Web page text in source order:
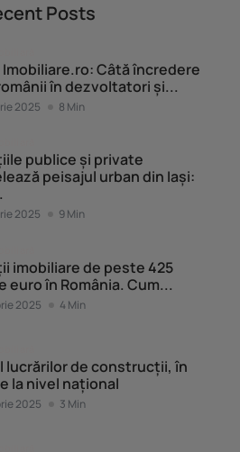
Posts
Imobiliare.ro: Câtă încredere
în dezvoltatori și...
2025 8 Min
publice și private
peisajul urban din Iași:
2025 9 Min
imobiliare de peste 425
euro în România. Cum...
2025 4 Min
lucrărilor de construcții, în
la nivel național
2025 3 Min